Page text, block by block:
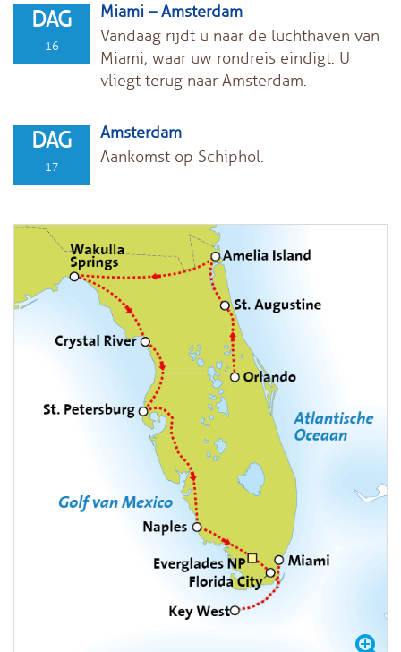
DAG
16
Miami – Amsterdam
Vandaag rijdt u naar de luchthaven van
Miami, waar uw rondreis eindigt. U
vliegt terug naar Amsterdam.
DAG
17
Amsterdam
Aankomst op Schiphol.